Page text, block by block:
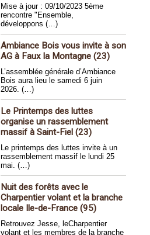
Mise à jour : 09/10/2023 5ème
rencontre "Ensemble,
développons (…)
Ambiance Bois vous invite à son
AG à Faux la Montagne (23)
L’assemblée générale d’Ambiance
Bois aura lieu le samedi 6 juin
2026. (…)
Le Printemps des luttes
organise un rassemblement
massif à Saint-Fiel (23)
Le printemps des luttes invite à un
rassemblement massif le lundi 25
mai. (…)
Nuit des forêts avec le
Charpentier volant et la branche
locale Ile-de-France (95)
Retrouvez Jesse, leCharpentier
volant et les membres de la branche